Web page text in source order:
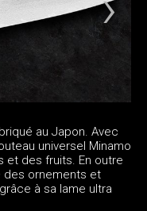
au Japon. Avec
universel Minamo
et des fruits. En outre
des ornements et
à sa lame ultra